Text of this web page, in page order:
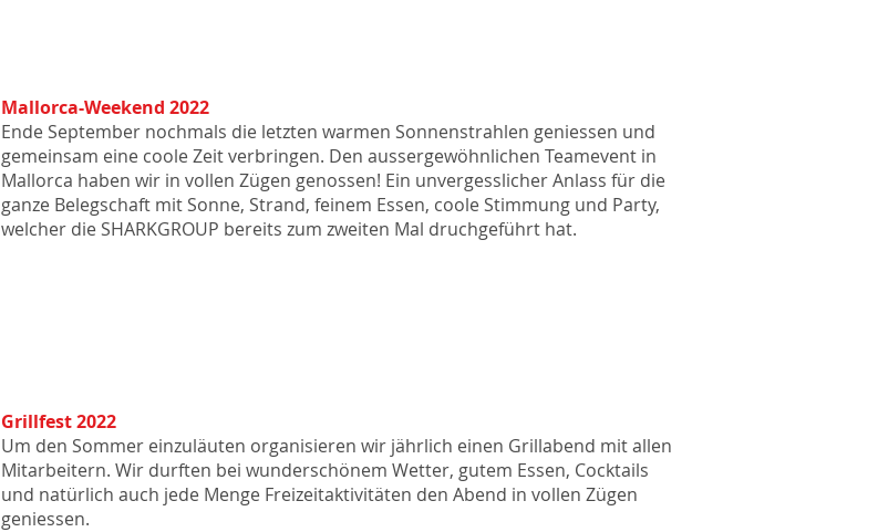
Mallorca-Weekend 2022
Ende September nochmals die letzten warmen Sonnenstrahlen geniessen und
gemeinsam eine coole Zeit verbringen. Den aussergewöhnlichen Teamevent in
Mallorca haben wir in vollen Zügen genossen! Ein unvergesslicher Anlass für die
ganze Belegschaft mit Sonne, Strand, feinem Essen, coole Stimmung und Party,
welcher die SHARKGROUP bereits zum zweiten Mal druchgeführt hat.
Grillfest 2022
Um den Sommer einzuläuten organisieren wir jährlich einen Grillabend mit allen
Mitarbeitern. Wir durften bei wunderschönem Wetter, gutem Essen, Cocktails
und natürlich auch jede Menge Freizeitaktivitäten den Abend in vollen Zügen
geniessen.